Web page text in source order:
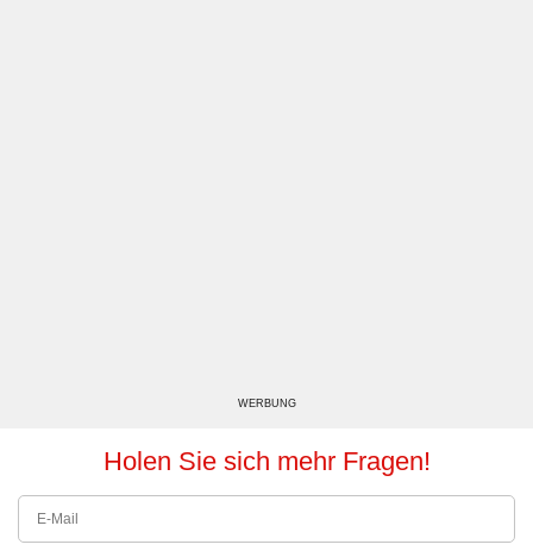
WERBUNG
Holen Sie sich mehr Fragen!